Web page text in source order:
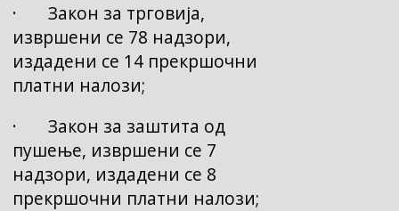
· Закон за трговија,
извршени се 78 надзори,
издадени се 14 прекршочни
платни налози;
· Закон за заштита од
пушење, извршени се 7
надзори, издадени се 8
прекршочни платни налози;